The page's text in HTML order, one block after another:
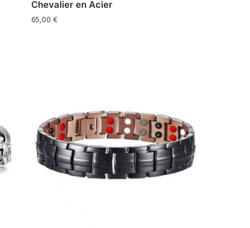
Chevalier en Acier
65,00€